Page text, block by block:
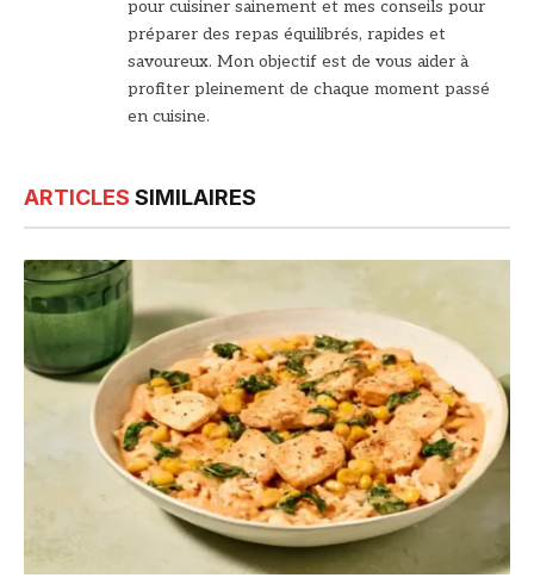
pour cuisiner sainement et mes conseils pour
préparer des repas équilibrés, rapides et
savoureux. Mon objectif est de vous aider à
profiter pleinement de chaque moment passé
en cuisine.
ARTICLES SIMILAIRES
© DR